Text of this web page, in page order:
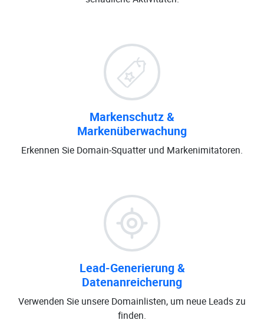
Markenschutz &
Markenüberwachung
Erkennen Sie Domain-Squatter und Markenimitatoren.
Lead-Generierung &
Datenanreicherung
Verwenden Sie unsere Domainlisten, um neue Leads zu
finden.